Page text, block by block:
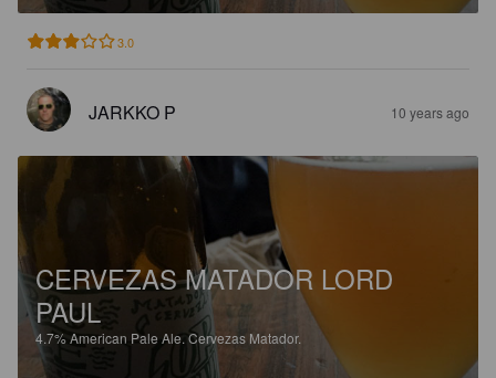
3.0
JARKKO P 10 years ago
CERVEZAS MATADOR LORD
PAUL
4.7%American Pale Ale. Cervezas Matador.